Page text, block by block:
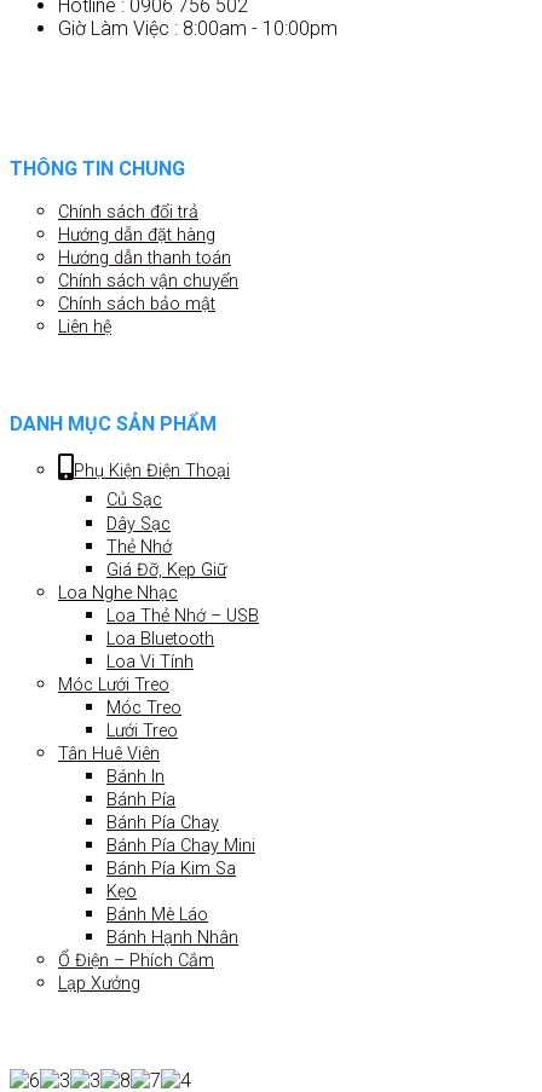
Hotline : 0906 756 502
Giờ Làm Việc : 8:00am - 10:00pm
THÔNG TIN CHUNG
Chính sách đổi trả
Hướng dẫn đặt hàng
Hướng dẫn thanh toán
Chính sách vận chuyển
Chính sách bảo mật
Liên hệ
DANH MỤC SẢN PHẨM
Phụ Kiện Điện Thoại
Củ Sạc
Dây Sạc
Thẻ Nhớ
Giá Đỡ, Kẹp Giữ
Loa Nghe Nhạc
Loa Thẻ Nhớ – USB
Loa Bluetooth
Loa Vi Tính
Móc Lưới Treo
Móc Treo
Lưới Treo
Tân Huê Viên
Bánh In
Bánh Pía
Bánh Pía Chay
Bánh Pía Chay Mini
Bánh Pía Kim Sa
Kẹo
Bánh Mè Láo
Bánh Hạnh Nhân
Ổ Điện – Phích Cắm
Lạp Xưởng